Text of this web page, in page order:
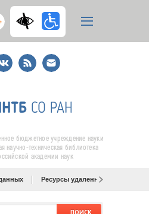
RSS
E-
mail
подписка
бюджетное учреждение науки
научно-техническая библиотека
академии наук
Ресурсы удаленного доступа